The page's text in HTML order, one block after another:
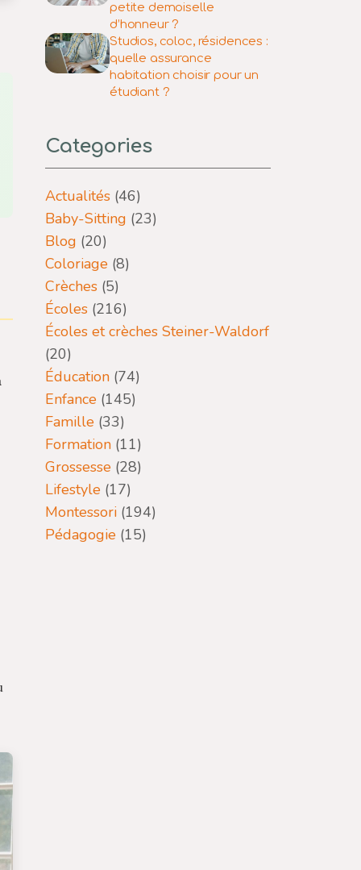
petite demoiselle
d’honneur ?
Studios, coloc, résidences :
quelle assurance
habitation choisir pour un
étudiant ?
Categories
Actualités (46)
Baby-Sitting (23)
Blog (20)
Coloriage (8)
Crèches (5)
Écoles (216)
Écoles et crèches Steiner-Waldorf
(20)
Éducation (74)
Enfance (145)
Famille (33)
Formation (11)
Grossesse (28)
Lifestyle (17)
Montessori (194)
Pédagogie (15)